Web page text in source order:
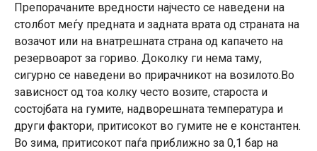
Препорачаните вредности најчесто се наведени на
столбот меѓу предната и задната врата од страната на
возачот или на внатрешната страна од капачето на
резервоарот за гориво. Доколку ги нема таму,
сигурно се наведени во прирачникот на возилото.Во
зависност од тоа колку често возите, староста и
состојбата на гумите, надворешната температура и
други фактори, притисокот во гумите не е константен.
Во зима, притисокот паѓа приближно за 0,1 бар на